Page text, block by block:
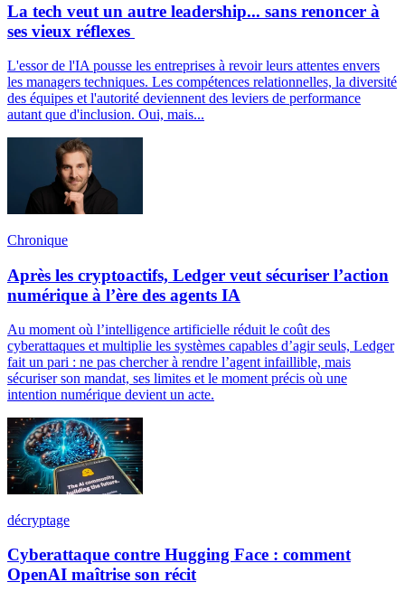
La tech veut un autre leadership... sans renoncer à
ses vieux réflexes
L'essor de l'IA pousse les entreprises à revoir leurs attentes envers
les managers techniques. Les compétences relationnelles, la diversité
des équipes et l'autorité deviennent des leviers de performance
autant que d'inclusion. Oui, mais...
Chronique
Après les cryptoactifs, Ledger veut sécuriser l’action
numérique à l’ère des agents IA
Au moment où l’intelligence artificielle réduit le coût des
cyberattaques et multiplie les systèmes capables d’agir seuls, Ledger
fait un pari : ne pas chercher à rendre l’agent infaillible, mais
sécuriser son mandat, ses limites et le moment précis où une
intention numérique devient un acte.
décryptage
Cyberattaque contre Hugging Face : comment
OpenAI maîtrise son récit